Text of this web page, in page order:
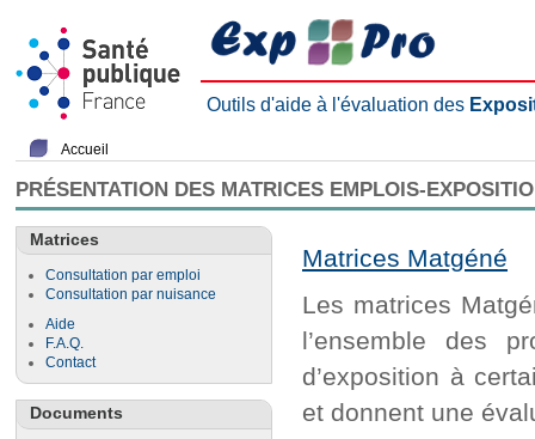
Outils d'aide à l'évaluation des
Accueil
PRÉSENTATION DES MATRICES EMPLOIS-
Matrices
Consultation par emploi
Consultation par nuisance
Aide
F.A.Q.
Contact
Documents
Matrices Matgéné
Les matrices
l’ensemble des
d’exposition à
et donnent une